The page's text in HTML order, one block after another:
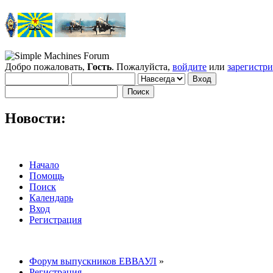
Добро пожаловать, Гость. Пожалуйста, войдите или
Новости:
Начало
Помощь
Поиск
Календарь
Вход
Регистрация
Форум выпускников ЕВВАУЛ »